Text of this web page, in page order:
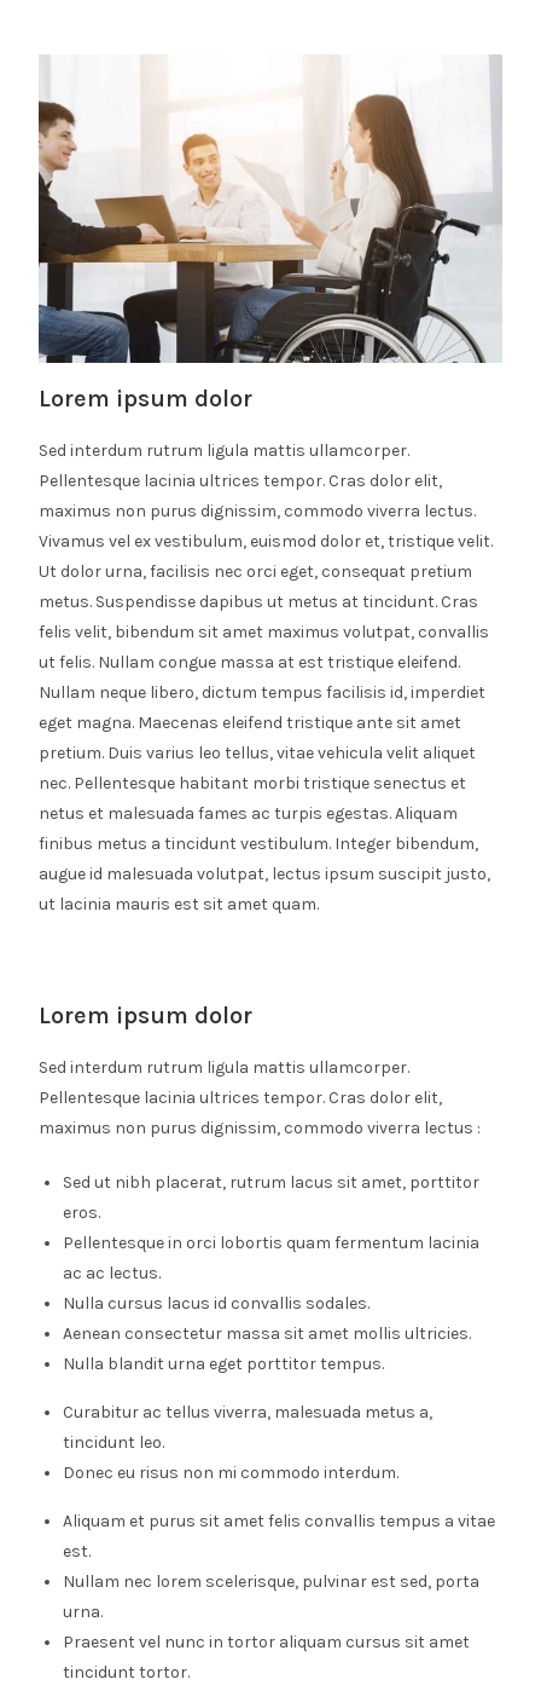
Lorem ipsum dolor
Sed interdum rutrum ligula mattis ullamcorper.
Pellentesque lacinia ultrices tempor. Cras dolor elit,
maximus non purus dignissim, commodo viverra lectus.
Vivamus vel ex vestibulum, euismod dolor et, tristique velit.
Ut dolor urna, facilisis nec orci eget, consequat pretium
metus. Suspendisse dapibus ut metus at tincidunt. Cras
felis velit, bibendum sit amet maximus volutpat, convallis
ut felis. Nullam congue massa at est tristique eleifend.
Nullam neque libero, dictum tempus facilisis id, imperdiet
eget magna. Maecenas eleifend tristique ante sit amet
pretium. Duis varius leo tellus, vitae vehicula velit aliquet
nec. Pellentesque habitant morbi tristique senectus et
netus et malesuada fames ac turpis egestas. Aliquam
finibus metus a tincidunt vestibulum. Integer bibendum,
augue id malesuada volutpat, lectus ipsum suscipit justo,
ut lacinia mauris est sit amet quam.
Lorem ipsum dolor
Sed interdum rutrum ligula mattis ullamcorper.
Pellentesque lacinia ultrices tempor. Cras dolor elit,
maximus non purus dignissim, commodo viverra lectus :
Sed ut nibh placerat, rutrum lacus sit amet, porttitor
eros.
Pellentesque in orci lobortis quam fermentum lacinia
ac ac lectus.
Nulla cursus lacus id convallis sodales.
Aenean consectetur massa sit amet mollis ultricies.
Nulla blandit urna eget porttitor tempus.
Curabitur ac tellus viverra, malesuada metus a,
tincidunt leo.
Donec eu risus non mi commodo interdum.
Aliquam et purus sit amet felis convallis tempus a vitae
est.
Nullam nec lorem scelerisque, pulvinar est sed, porta
urna.
Praesent vel nunc in tortor aliquam cursus sit amet
tincidunt tortor.